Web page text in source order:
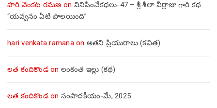
హరి వెంకట రమణ on వినిపించేకథలు-47 – శ్రీ శీలా వీర్రాజు గారి కథ
“యవ్వనం ఏటి పాలయింది”
hari venkata ramanaon అతని ప్రియురాలు (కవిత)
లత కందికొండon లంకంత ఇల్లు (కథ)
లత కందికొండon సంపాదకీయం-మే, 2025